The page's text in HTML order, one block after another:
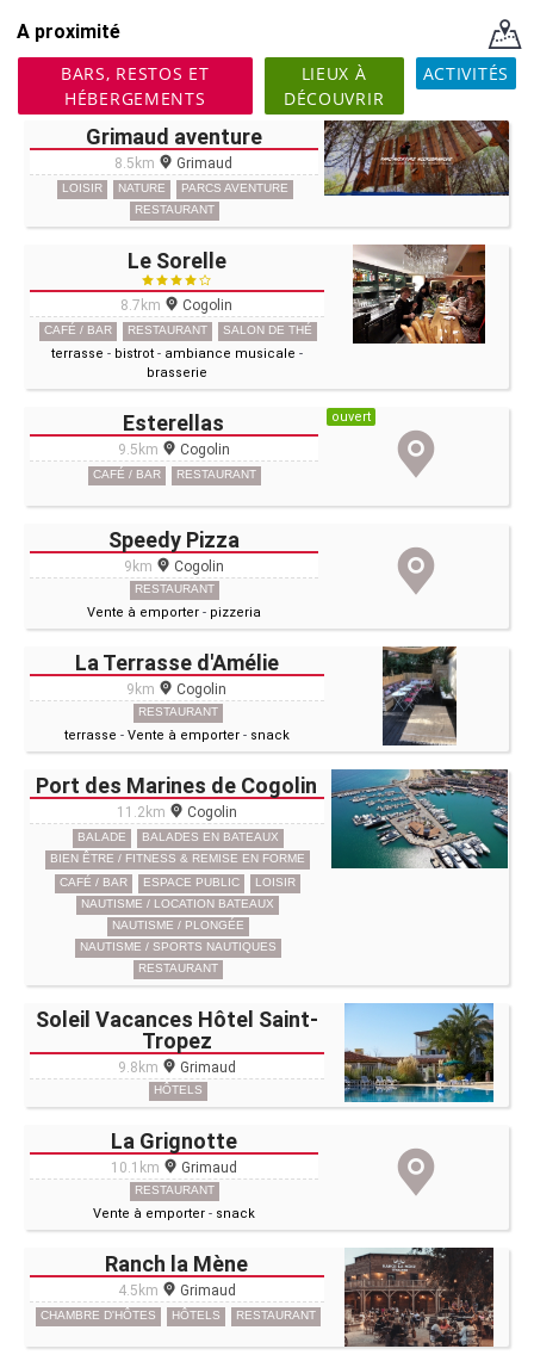
A proximité
BARS, RESTOS ET
HÉBERGEMENTS
LIEUX À
DÉCOUVRIR
ACTIVITÉS
Grimaud aventure
8.5km Grimaud
LOISIR NATURE
PARCS AVENTURE
RESTAURANT
Le Sorelle
8.7km Cogolin
CAFÉ / BAR RESTAURANT SALON DE THÉ
terrasse - bistrot - ambiance musicale -
brasserie
Esterellas
9.5km Cogolin
CAFÉ / BAR RESTAURANT
ouvert
Speedy Pizza
9km Cogolin
RESTAURANT
Vente à emporter - pizzeria
La Terrasse d'Amélie
9km Cogolin
RESTAURANT
terrasse - Vente à emporter - snack
Port des Marines de Cogolin
11.2km Cogolin
BALADE
BALADES EN BATEAUX
BIEN ÊTRE / FITNESS & REMISE EN FORME
CAFÉ / BAR
ESPACE PUBLIC
LOISIR
NAUTISME / LOCATION BATEAUX
NAUTISME / PLONGÉE
NAUTISME / SPORTS NAUTIQUES
RESTAURANT
Soleil Vacances Hôtel Saint-
Tropez
9.8km Grimaud
HÔTELS
La Grignotte
10.1km Grimaud
RESTAURANT
Vente à emporter - snack
Ranch la Mène
4.5km Grimaud
CHAMBRE D'HÔTES HÔTELS RESTAURANT